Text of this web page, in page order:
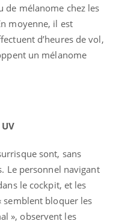
de mélanome chez les
moyenne, il est
d’heures de vol,
un mélanome
sont, sans
Le personnel navigant
le cockpit, et les
semblent bloquer les
», observent les